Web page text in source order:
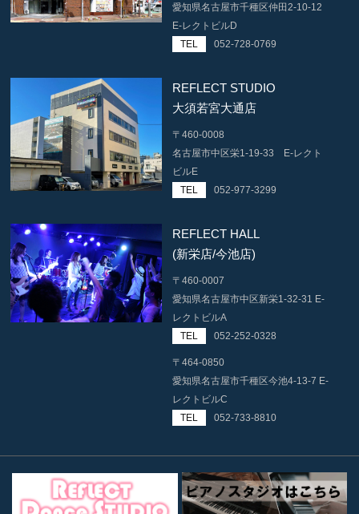
愛知県名古屋市千種区仲田2-10-12
E-レクトビルD
TEL
052-728-0769
REFLECT STUDIO
大須若宮大通店
〒460-0008
名古屋市中区栄1-19-33 E-レクト
ビルE
TEL
052-977-3299
REFLECT HALL
(新栄店/今池店)
〒460-0007
愛知県名古屋市中区新栄1-32-31 E-
レクトビルA
TEL
052-252-0328
〒464-0850
愛知県名古屋市千種区今池4-13-7 E-
レクトビルC
TEL
052-733-8810